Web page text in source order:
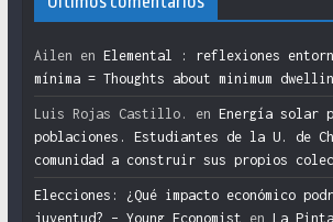
Ailen en Elemental : reflexiones
mínima = Thoughts about minimum
Luis Rojas Castillo. en Energía solar
poblaciones. Estudiantes de la U. de
comunidad a construir sus propios
Elecciones: ¿Qué impacto económico
juventud? – Young Economist en La